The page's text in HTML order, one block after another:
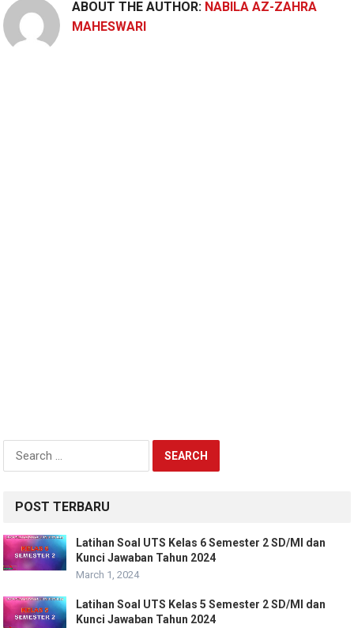
ABOUT THE AUTHOR: NABILA AZ-ZAHRA
MAHESWARI
Search
for:
POST TERBARU
Latihan Soal UTS Kelas 6 Semester 2 SD/MI dan
Kunci Jawaban Tahun 2024
March 1, 2024
Latihan Soal UTS Kelas 5 Semester 2 SD/MI dan
Kunci Jawaban Tahun 2024